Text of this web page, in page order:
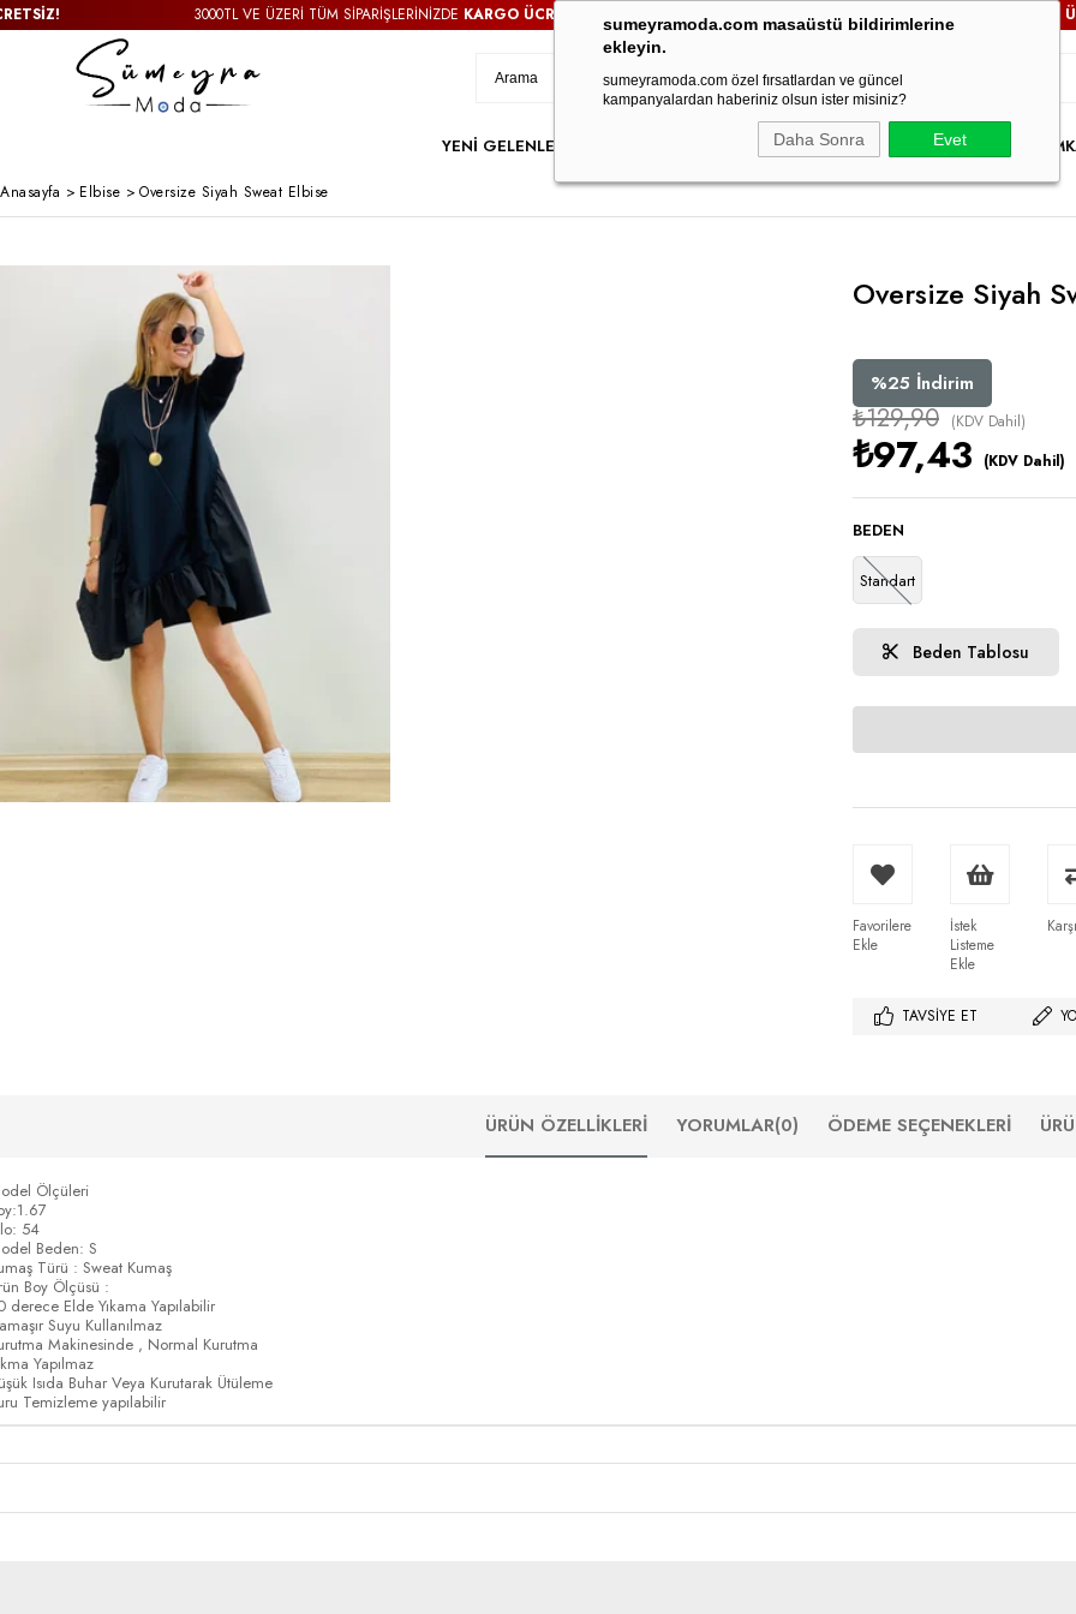
sumeyramoda.com masaüstü bildirimlerine
ekleyin.
sumeyramoda.com özel fırsatlardan ve güncel
kampanyalardan haberiniz olsun ister misiniz?
Daha Sonra Evet
3000TL VE ÜZERİ TÜM SİPARİŞLERİNİZDEKARGO ÜCRETSİZ! 3000TL VE ÜZERİ TÜM SİPARİŞLERİNİZDE KARGO
YENİ GELENLER ALT GİYİMDIŞ GİYİMTAKIM PARTY WEAR İNDİRİM
Anasayfa > Elbise > Oversize Siyah Sweat Elbise
Oversize Siyah
%25 İndirim
₺129,90 (KDV Dahil)
₺97,43 (KDV Dahil)
BEDEN
Standart
Beden Tablosu
Favorilere
Ekle
İstek
Listeme
Ekle
TAVSIYE ET
ÜRÜN ÖZELLIKLERI YORUMLAR(0) ÖDEME SEÇENEKLERI
Ölçüleri
54
Beden: S
Türü : Sweat Kumaş
Boy Ölçüsü :
derece Elde Yıkama Yapılabilir
Suyu Kullanılmaz
Makinesinde , Normal Kurutma
Yapılmaz
Isıda Buhar Veya Kurutarak Ütüleme
Temizleme yapılabilir